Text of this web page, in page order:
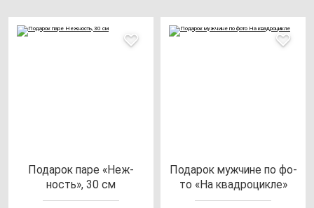
Пода­рок па­ре «Неж­
ность», 30 см
Пода­рок муж­чи­не по фо­
то «На квад­ро­цик­ле»